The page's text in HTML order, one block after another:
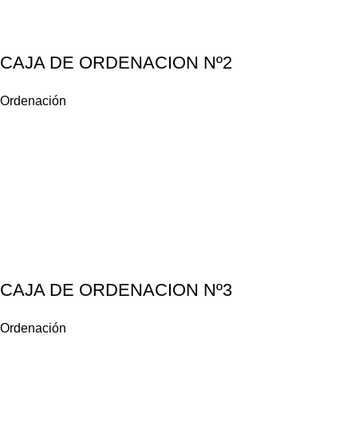
CAJA DE ORDENACION Nº2
Ordenación
CAJA DE ORDENACION Nº3
Ordenación